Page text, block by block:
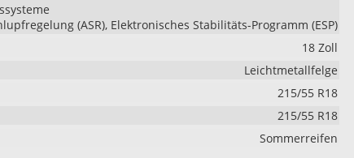
(ASR), Elektronisches Stabilitäts-Programm (ESP)
18 Zoll
Leichtmetallfelge
215/55 R18
215/55 R18
Sommerreifen